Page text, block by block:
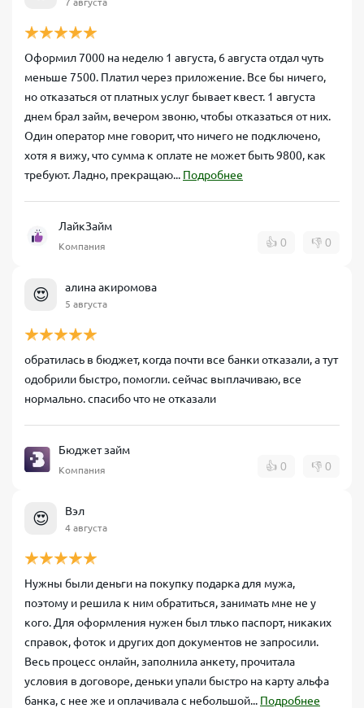
Оформил 7000 на неделю 1 августа, 6 августа отдал чуть
меньше 7500. Платил через приложение. Все бы ничего,
но отказаться от платных услуг бывает квест. 1 августа
днем брал займ, вечером звоню, чтобы отказаться от них.
Один оператор мне говорит, что ничего не подключено,
хотя я вижу, что сумма к оплате не может быть 9800, как
требуют. Ладно, прекращаю... Подробнее
ЛайкЗайм
Компания 👍 0 👎 0
😍 алина акиромова
5 августа
обратилась в бюджет, когда почти все банки отказали, а тут
одобрили быстро, помогли. сейчас выплачиваю, все
нормально. спасибо что не отказали
Бюджет займ
Компания 👍 0 👎 0
😍 Вэл
4 августа
Нужны были деньги на покупку подарка для мужа,
поэтому и решила к ним обратиться, занимать мне не у
кого. Для оформления нужен был тлько паспорт, никаких
справок, фоток и других доп документов не запросили.
Весь процесс онлайн, заполнила анкету, прочитала
условия в договоре, деньки упали быстро на карту альфа
банка, с нее же и оплачивала с небольшой... Подробнее